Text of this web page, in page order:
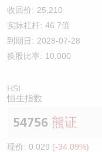
收回价: 25,210
实际杠杆: 46.7倍
到期日: 2028-07-28
换股比率: 10,000
HSI
恒生指数
54756 熊证
现价: 0.029 (-34.09%)